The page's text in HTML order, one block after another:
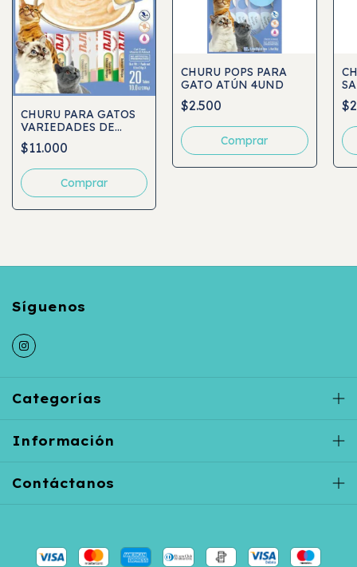
CHURU PARA GATOS
VARIEDADES DE
ATÚN 20UND
$11.000
CHURU POPS PARA
GATO ATÚN 4UND
$2.500
Categorías
Información
Contáctanos